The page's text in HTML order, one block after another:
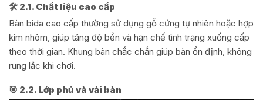
🛠 2.1. Chất liệu cao cấp
Bàn bida cao cấp thường sử dụng gỗ cứng tự nhiên hoặc hợp
kim nhôm, giúp tăng độ bền và hạn chế tình trạng xuống cấp
theo thời gian. Khung bàn chắc chắn giúp bàn ổn định, không
rung lắc khi chơi.
🎯 2.2. Lớp phủ và vải bàn